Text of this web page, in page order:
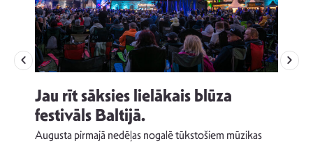
Jau rīt sāksies lielākais blūza
festivāls Baltijā.
Augusta pirmajā nedēļas nogalē tūkstošiem mūzikas